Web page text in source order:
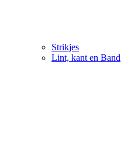
Strikjes
Lint, kant en Band